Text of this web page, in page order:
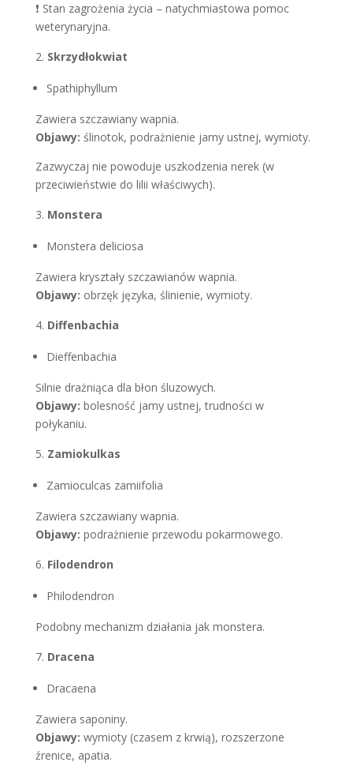
❗ Stan zagrożenia życia – natychmiastowa pomoc
weterynaryjna.
Skrzydłokwiat
Spathiphyllum
Zawiera szczawiany wapnia.
Objawy: ślinotok, podrażnienie jamy ustnej, wymioty.
Zazwyczaj nie powoduje uszkodzenia nerek (w
przeciwieństwie do lilii właściwych).
Monstera
Monstera deliciosa
Zawiera kryształy szczawianów wapnia.
Objawy: obrzęk języka, ślinienie, wymioty.
Diffenbachia
Dieffenbachia
Silnie drażniąca dla błon śluzowych.
Objawy: bolesność jamy ustnej, trudności w
połykaniu.
Zamiokulkas
Zamioculcas zamiifolia
Zawiera szczawiany wapnia.
Objawy: podrażnienie przewodu pokarmowego.
Filodendron
Philodendron
Podobny mechanizm działania jak monstera.
Dracena
Dracaena
Zawiera saponiny.
Objawy: wymioty (czasem z krwią), rozszerzone
źrenice, apatia.